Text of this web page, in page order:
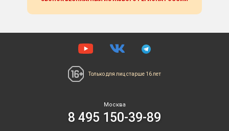
Только для лицстарше 16 лет
Москва
8 495 150-39-89